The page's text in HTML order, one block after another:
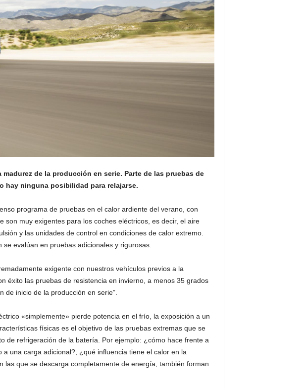
de la producción en serie. Parte de las pruebas de
hay ninguna posibilidad para relajarse.
programa de pruebas en el calor ardiente del verano, con
muy exigentes para los coches eléctricos, es decir, el aire
y las unidades de control en condiciones de calor extremo.
evalúan en pruebas adicionales y rigurosas.
exigente con nuestros vehículos previos a la
éxito las pruebas de resistencia en invierno, a menos 35 grados
inicio de la producción en serie”.
«simplemente» pierde potencia en el frío, la exposición a un
físicas es el objetivo de las pruebas extremas que se
de refrigeración de la batería. Por ejemplo: ¿cómo hace frente a
una carga adicional?, ¿qué influencia tiene el calor en la
que se descarga completamente de energía, también forman